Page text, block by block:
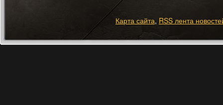
Карта сайта, RSS лента